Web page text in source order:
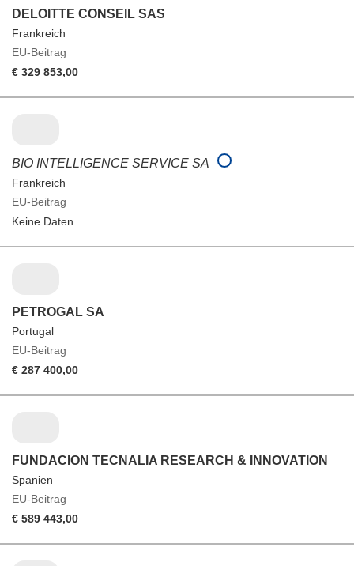
DELOITTE CONSEIL SAS
Frankreich
EU-Beitrag
€ 329 853,00
BIO INTELLIGENCE SERVICE SA
Frankreich
EU-Beitrag
Keine Daten
PETROGAL SA
Portugal
EU-Beitrag
€ 287 400,00
FUNDACION TECNALIA RESEARCH & INNOVATION
Spanien
EU-Beitrag
€ 589 443,00